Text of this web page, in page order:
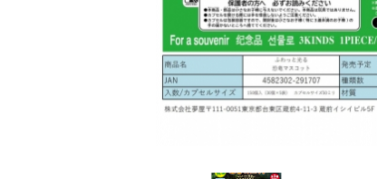
ご利用ガイド
06-6282-7659